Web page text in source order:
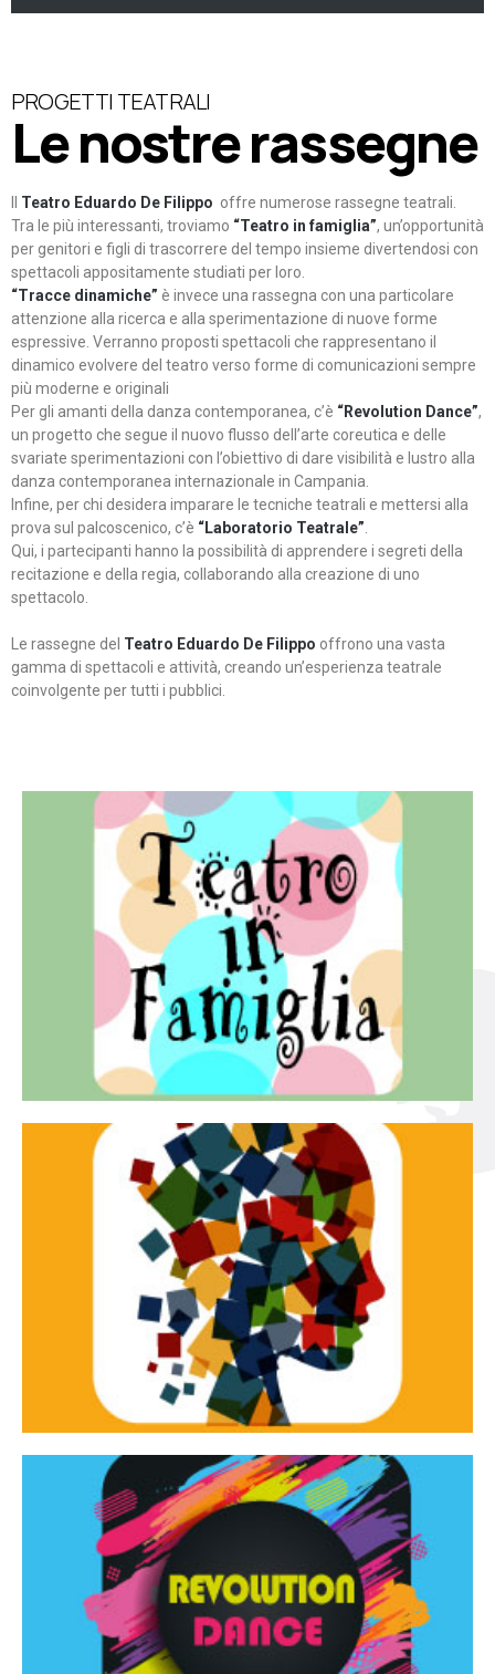
PROGETTI TEATRALI
Le nostre rassegne
Teatro Eduardo De Filippo offre numerose rassegne teatrali.
Tra le più interessanti, troviamo “Teatro in famiglia”, un’opportunità
per genitori e figli di trascorrere del tempo insieme divertendosi con
spettacoli appositamente studiati per loro.
“Tracce dinamiche” è invece una rassegna con una particolare
attenzione alla ricerca e alla sperimentazione di nuove forme
espressive. Verranno proposti spettacoli che rappresentano il
dinamico evolvere del teatro verso forme di comunicazioni sempre
più moderne e originali
Per gli amanti della danza contemporanea, c’è “Revolution Dance”,
un progetto che segue il nuovo flusso dell’arte coreutica e delle
svariate sperimentazioni con l’obiettivo di dare visibilità e lustro alla
danza contemporanea internazionale in Campania.
Infine, per chi desidera imparare le tecniche teatrali e mettersi alla
prova sul palcoscenico, c’è “Laboratorio Teatrale”
Qui, i partecipanti hanno la possibilità di apprendere i segreti della
recitazione e della regia, collaborando alla creazione di uno
spettacolo.
Le rassegne del Teatro Eduardo De Filippo offrono una vasta
gamma di spettacoli e attività, creando un’esperienza teatrale
coinvolgente per tutti i pubblici.
Teatro in famiglia
Teatro In Famiglia è una rassegna di teatro concepita
per far condividere e godere del teatro all’intera
famiglia.
Continua
Tracce dinamiche
Tracce Dinamiche è una rassegna di teatro
d’innovazione e sperimentale.
Continua
Revolution Dance
Rassegna di danza contemporanea – I Edizione